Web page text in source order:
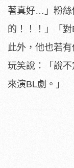
著真好…」 粉絲
的！！！」「
此外，他也若
玩笑說：「說
來演BL劇。」